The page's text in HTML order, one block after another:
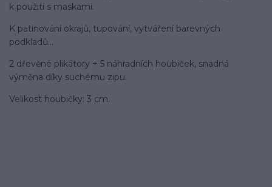
k použití s maskami.
K patinování okrajů, tupování, vytváření barevných
podkladů...
2 dřevěné plikátory + 5 náhradních houbiček, snadná
výměna díky suchému zipu.
Velikost houbičky: 3 cm.